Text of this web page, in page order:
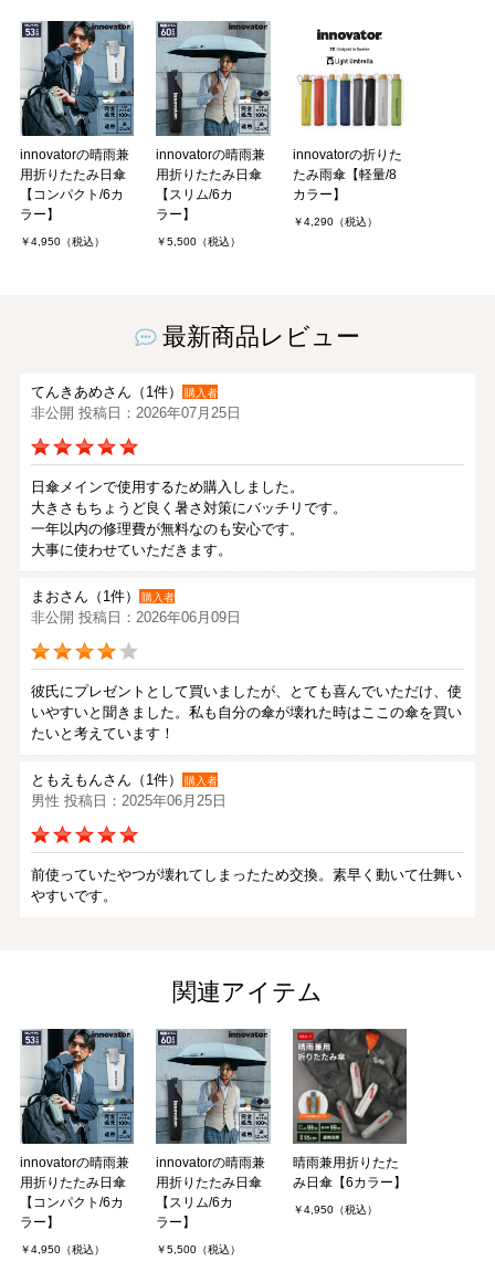
innovatorの晴雨兼
用折りたたみ日傘
【コンパクト/6カ
ラー】
￥4,950（税込）
innovatorの晴雨兼
用折りたたみ日傘
【スリム/6カ
ラー】
￥5,500（税込）
innovatorの折りた
たみ雨傘【軽量/8
カラー】
￥4,290（税込）
最新商品レビュー
てんきあめさん（1件） 購入者
非公開 投稿日：2026年07月25日
日傘メインで使用するため購入しました。
大きさもちょうど良く暑さ対策にバッチリです。
一年以内の修理費が無料なのも安心です。
大事に使わせていただきます。
まおさん（1件） 購入者
非公開 投稿日：2026年06月09日
彼氏にプレゼントとして買いましたが、とても喜んでいただけ、使
いやすいと聞きました。私も自分の傘が壊れた時はここの傘を買い
たいと考えています！
ともえもんさん（1件） 購入者
男性 投稿日：2025年06月25日
前使っていたやつが壊れてしまったため交換。素早く動いて仕舞い
やすいです。
晴れ雨兼用として買いました。非常に使いやすいです
ちろるさん（1件） 購入者
女性 投稿日：2024年09月05日
真夏の、日当たりの良すぎる場所で使用するため購入しました。
配送について、直前の注文にも関わらず迅速にご対応いただけまし
た。梱包もしっかりされていました。ありがとうございます。
関連アイテム
innovatorの晴雨兼
用折りたたみ日傘
【コンパクト/6カ
ラー】
￥4,950（税込）
innovatorの晴雨兼
用折りたたみ日傘
【スリム/6カ
ラー】
￥5,500（税込）
晴雨兼用折りたた
み日傘【6カラー】
￥4,950（税込）